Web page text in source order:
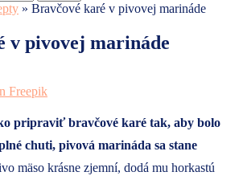
» Bravčové karé v pivovej marináde
v pivovej marináde
pripraviť bravčové karé tak, aby bolo
chuti, pivová marináda sa stane
mäso krásne zjemní, dodá mu horkastú